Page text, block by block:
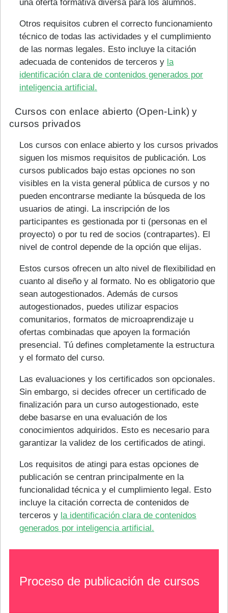
una oferta formativa diversa para los alumnos.
Otros requisitos cubren el correcto funcionamiento
técnico de todas las actividades y el cumplimiento
de las normas legales. Esto incluye la citación
adecuada de contenidos de terceros y la
identificación clara de contenidos generados por
inteligencia artificial.
Cursos con enlace abierto (Open-Link) y
cursos privados
Los cursos con enlace abierto y los cursos privados
siguen los mismos requisitos de publicación. Los
cursos publicados bajo estas opciones no son
visibles en la vista general pública de cursos y no
pueden encontrarse mediante la búsqueda de los
usuarios de atingi. La inscripción de los
participantes es gestionada por ti (personas en el
proyecto) o por tu red de socios (contrapartes). El
nivel de control depende de la opción que elijas.
Estos cursos ofrecen un alto nivel de flexibilidad en
cuanto al diseño y al formato. No es obligatorio que
sean autogestionados. Además de cursos
autogestionados, puedes utilizar espacios
comunitarios, formatos de microaprendizaje u
ofertas combinadas que apoyen la formación
presencial. Tú defines completamente la estructura
y el formato del curso.
Las evaluaciones y los certificados son opcionales.
Sin embargo, si decides ofrecer un certificado de
finalización para un curso autogestionado, este
debe basarse en una evaluación de los
conocimientos adquiridos. Esto es necesario para
garantizar la validez de los certificados de atingi.
Los requisitos de atingi para estas opciones de
publicación se centran principalmente en la
funcionalidad técnica y el cumplimiento legal. Esto
incluye la citación correcta de contenidos de
terceros y la identificación clara de contenidos
generados por inteligencia artificial.
Proceso de publicación de cursos